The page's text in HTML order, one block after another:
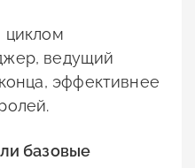
циклом
ведущий
эффективнее
базовые